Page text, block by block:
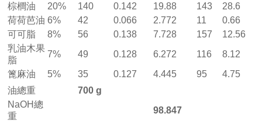
棕櫚油
20% 140 0.142 19.88 143
28.6
荷荷芭油 6% 42 0.066 2.772 11
0.66
可可脂
8% 56 0.138 7.728 157
12.56
乳油木果
脂
7% 49 0.128 6.272 116
8.12
篦麻油
5% 35 0.127 4.445 95
4.75
油總重
700 g
NaOH總
重
98.847